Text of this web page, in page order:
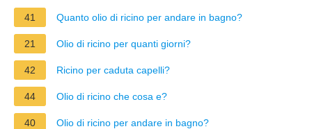
41 Quanto olio di ricino per andare in bagno?
21 Olio di ricino per quanti giorni?
42 Ricino per caduta capelli?
44 Olio di ricino che cosa e?
40 Olio di ricino per andare in bagno?